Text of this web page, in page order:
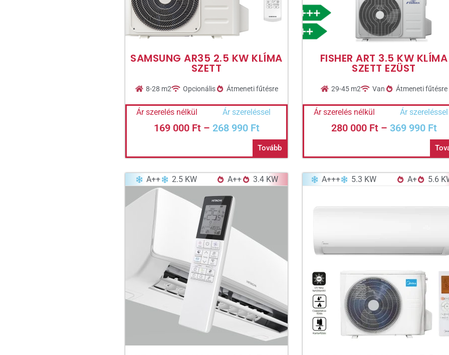
SAMSUNG AR35 2.5 KW KLÍMA
SZETT
8-28 m2 Opcionális Átmeneti fűtésre
Ár szerelés nélkül Ár szereléssel
169 000 Ft– 268 990 Ft
Tovább
FISHER ART 3.5 KW KLÍMA
SZETT EZÜST
29-45 m2 Van Átmeneti fűtésre
Ár szerelés nélkül Ár szereléssel
280 000 Ft– 369 990 Ft
A++ 2.5 KW A++ 3.4 KW A+++ 5.3 KW A+ 5.6